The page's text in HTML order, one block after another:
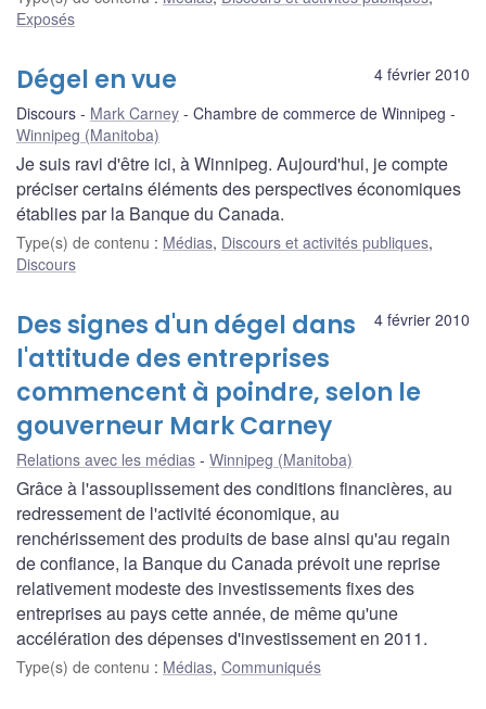
Exposés
4 février 2010
Dégel en vue
Discours Mark Carney
Chambre de commerce de Winnipeg
Winnipeg (Manitoba)
Je suis ravi d'être ici, à Winnipeg. Aujourd'hui, je compte
préciser certains éléments des perspectives économiques
établies par la Banque du Canada.
Type(s) de contenu : Médias, Discours et activités publiques,
Discours
4 février 2010
Des signes d'un dégel dans
l'attitude des entreprises
commencent à poindre, selon le
gouverneur Mark Carney
Relations avec les médias Winnipeg (Manitoba)
Grâce à l'assouplissement des conditions financières, au
redressement de l'activité économique, au
renchérissement des produits de base ainsi qu'au regain
de confiance, la Banque du Canada prévoit une reprise
relativement modeste des investissements fixes des
entreprises au pays cette année, de même qu'une
accélération des dépenses d'investissement en 2011.
Type(s) de contenu : Médias, Communiqués